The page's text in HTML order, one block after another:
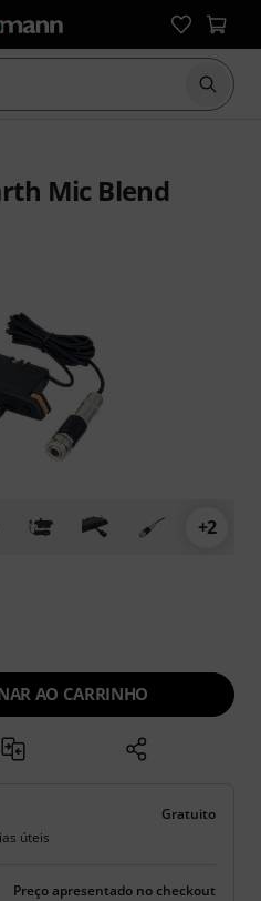
Iniciar
Mic Blend
de 160 avaliações de clientes
+2
AO CARRINHO
Gratuito
úteis
Preço apresentado no checkout